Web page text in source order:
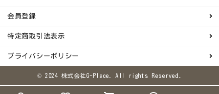
会員登録
特定商取引法表示
プライバシーポリシー
© 2024 株式会社G-Place. All rights Reserved.